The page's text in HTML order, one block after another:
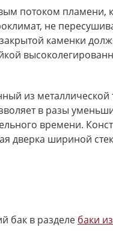
потоком пламени,
не
каменки
из
в разы
времени.
дверка шириной
бак в разделе баки